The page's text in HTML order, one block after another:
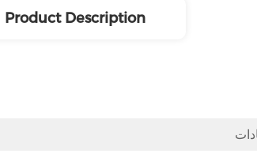
Product Description